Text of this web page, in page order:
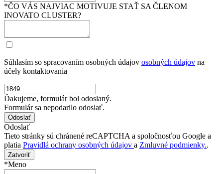
*ČO VÁS NAJVIAC MOTIVUJE STAŤ SA ČLENOM
INOVATO CLUSTER?
Súhlasím so spracovaním osobných údajov osobných údajov na
účely kontaktovania
Ďakujeme, formulár bol odoslaný.
Formulár sa nepodarilo odoslať.
Odoslať
Tieto stránky sú chránené reCAPTCHA a spoločnosťou Google a
platia Pravidlá ochrany osobných údajov a Zmluvné podmienky..
Zatvoriť
*Meno